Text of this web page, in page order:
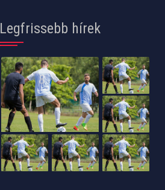
Legfrissebb hírek